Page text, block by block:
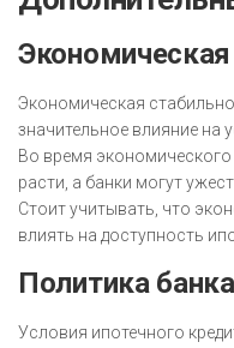
Экономическая
Экономическая
значительное влияние на
Во время
расти, а банки могут
Стоит учитывать, что
влиять на доступность
Политика банка
Условия ипотечного